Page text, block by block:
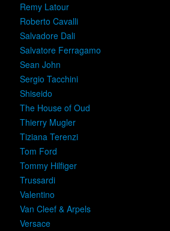
Remy Latour
Roberto Cavalli
Salvadore Dali
Salvatore Ferragamo
Sean John
Sergio Tacchini
Shiseido
The House of Oud
Thierry Mugler
Tiziana Terenzi
Tom Ford
Tommy Hilfiger
Trussardi
Valentino
Van Cleef & Arpels
Versace